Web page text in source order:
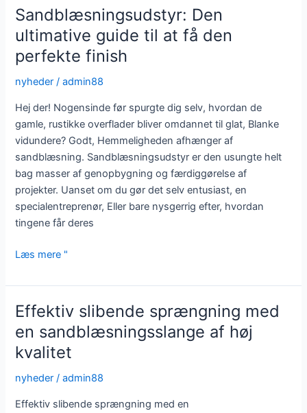
helte
i
din
sprængopsætning
Sandblæsningsudstyr: Den
ultimative guide til at få den
perfekte finish
nyheder /admin88
Hej der! Nogensinde før spurgte dig selv, hvordan de
gamle, rustikke overflader bliver omdannet til glat, Blanke
vidundere? Godt, Hemmeligheden afhænger af
sandblæsning. Sandblæsningsudstyr er den usungte helt
bag masser af genopbygning og færdiggørelse af
projekter. Uanset om du gør det selv entusiast, en
specialentreprenør, Eller bare nysgerrig efter, hvordan
tingene får deres
Sandblæsningsudstyr:
ultimative
guide
til
at
få
perfekte
finish
Læs mere "
Effektiv slibende sprængning med
en sandblæsningsslange af høj
kvalitet
nyheder /admin88
Effektiv slibende sprængning med en